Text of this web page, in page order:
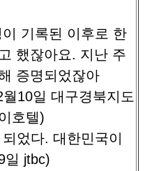
기록된 이후로 한
했잖아요. 지난 주
증명되었잖아
10일 대구경북지도
호텔)
었다. 대한민국이
일 jtbc)